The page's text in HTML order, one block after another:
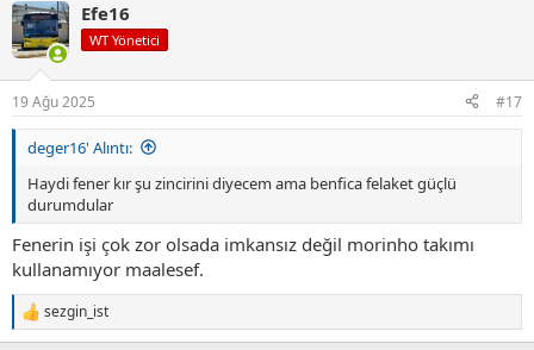
k
i
l
:
Efe16
WT Yönetici
19 Ağu 2025 #17
deger16' Alıntı:
Haydi fener kır şu zincirini diyecem ama benfica felaket güçlü
durumdular
Fenerin işi çok zor olsada imkansız değil morinho takımı
kullanamıyor maalesef.
T
e
sezgin_ist